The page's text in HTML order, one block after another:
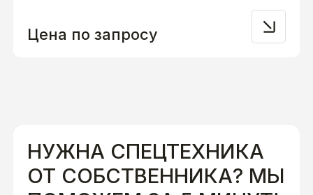
Цена по запросу
НУЖНА СПЕЦТЕХНИКА
ОТ СОБСТВЕННИКА? МЫ